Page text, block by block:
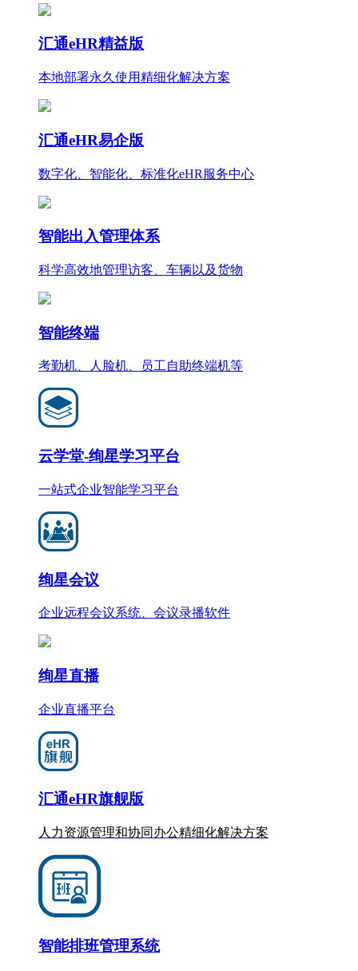
汇通eHR精益版
本地部署永久使用精细化解决方案
汇通eHR易企版
数字化、智能化、标准化eHR服务中心
智能出入管理体系
科学高效地管理访客、车辆以及货物
智能终端
考勤机、人脸机、员工自助终端机等
云学堂-绚星学习平台
一站式企业智能学习平台
绚星会议
企业远程会议系统、会议录播软件
绚星直播
企业直播平台
汇通eHR旗舰版
人力资源管理和协同办公精细化解决方案
智能排班管理系统